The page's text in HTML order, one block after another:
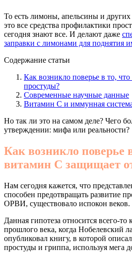
То есть лимоны, апельсины и
это все средства профилактики
сегодня знают все. И делают даже
заправки с лимонами для поднятия
Содержание статьи
Как возникло поверье в то,
простуды?
Современные научные данные
Витамин С и иммунная
Но так ли это на самом деле? Чего
утверждении: мифа или реальности?
Как возникло поверье
витамин С защищает
Нам сегодня кажется, что
способен предотвращать развитие
ОРВИ, существовало испокон веков.
Данная гипотеза относится всего-то
прошлого века, когда Нобелевский
опубликовал книгу, в которой
простуды и гриппа, используя мега